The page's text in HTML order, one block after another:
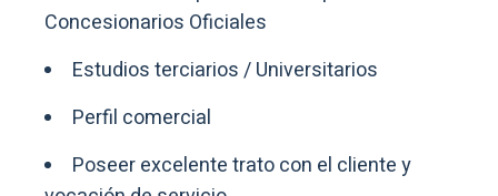
Concesionarios Oficiales
Estudios terciarios / Universitarios
Perfil comercial
Poseer excelente trato con el cliente y